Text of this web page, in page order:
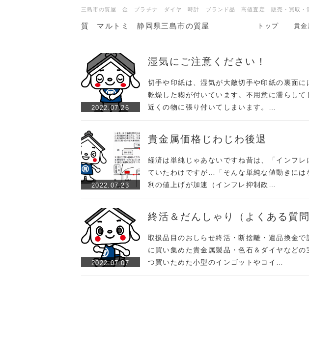
三島市の質屋 金 プラチナ ダイヤ 時計 ブランド品 高値査定 販売・買取・
質 マルトミ 静岡県三島市の質屋 トップ 貴
2022.07.26
湿気にご注意ください！
切手や印紙は、湿気が大敵切手や印紙の裏面
乾燥した糊が付いています。不用意に濡らし
近くの物に張り付いてしまいます。…
2022.07.23
貴金属価格じわじわ後退
経済は単純じゃあないですね昔は、「インフ
ていたわけですが…「そんな単純な値動きに
利の値上げが加速（インフレ抑制政…
2022.07.07
終活＆だんしゃり（よくある質問
取扱品目のおしらせ終活・断捨離・遺品換金
に買い集めた貴金属製品・色石＆ダイヤなど
つ買いためた小型のインゴットやコイ…